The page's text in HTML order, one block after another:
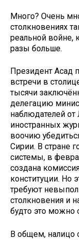
Много? Очень
столкновениях
реальной войне,
разы больше.
Президент Асад
встречи в
тысячи
делегацию
наблюдателей
иностранных
воочию
Сирии. В стране
системы, в
создана
конституции. Но
требуют
столкновения и
будто это можно
В общем, налицо